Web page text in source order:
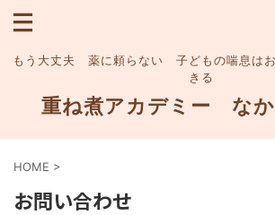
もう大丈夫 薬に頼らない 子どもの喘息は
きる
重ね煮アカデミー な
HOME >
お問い合わせ